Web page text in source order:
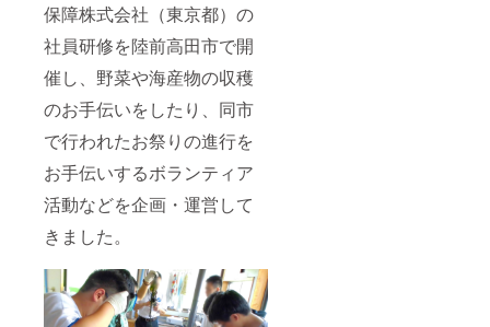
保障株式会社（東京都）の
社員研修を陸前高田市で開
催し、野菜や海産物の収穫
のお手伝いをしたり、同市
で行われたお祭りの進行を
お手伝いするボランティア
活動などを企画・運営して
きました。